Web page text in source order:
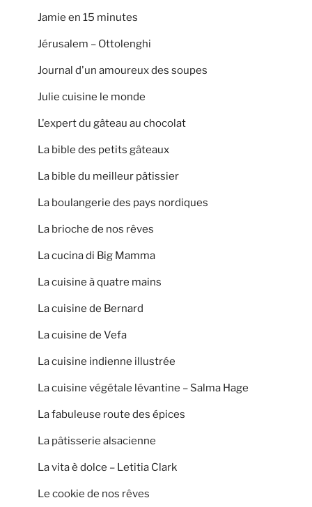
Jamie en 15 minutes
Jérusalem – Ottolenghi
Journal d'un amoureux des soupes
Julie cuisine le monde
L'expert du gâteau au chocolat
La bible des petits gâteaux
La bible du meilleur pâtissier
La boulangerie des pays nordiques
La brioche de nos rêves
La cucina di Big Mamma
La cuisine à quatre mains
La cuisine de Bernard
La cuisine de Vefa
La cuisine indienne illustrée
La cuisine végétale lévantine – Salma Hage
La fabuleuse route des épices
La pâtisserie alsacienne
La vita è dolce – Letitia Clark
Le cookie de nos rêves